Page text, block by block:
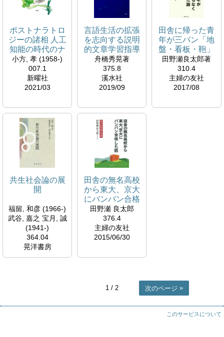
ポストナラトロ
ジーの諸相 人工
知能の時代のナ
ラトロジーに向
けて
小方, 孝 (1958-)
007.1
新曜社
2021/03
言語生活の拡張
を志向する説明
的文章学習指導
「わからないか
ら読む」行為を
支えるカリキュ
ラム設計
舟橋秀晃著
375.8
溪水社
2019/09
田舎に帰った青
年が三バン「地
盤・看板・鞄」
もなく国会議員
になった話
田野瀬良太郎著
310.4
主婦の友社
2017/08
共生社会論の展
開
福留, 和彦 (1966-)
武谷, 嘉之 宝月, 誠
(1941-)
364.04
晃洋書房
2017/03
田舎の無名高校
から東大、京大
にバンバン合格
した話 西大和学
園の奇跡
田野瀬 良太郎
376.4
主婦の友社
2015/06/30
1 / 2 次のページ
このサービスについて